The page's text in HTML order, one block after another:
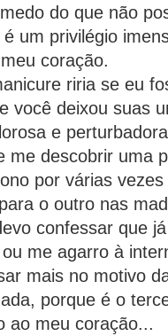
do que não
um privilégio
coração.
riria se eu
você deixou suas
e
me descobrir uma
por várias
o outro nas
confessar que
me agarro à
mais no motivo
porque é o
ao meu coração...